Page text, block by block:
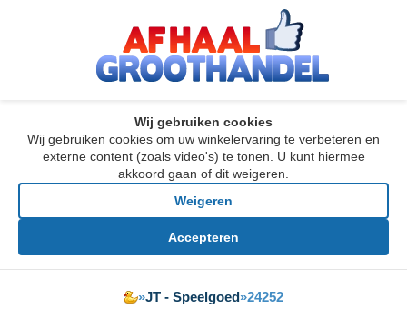
Wij gebruiken cookies
Wij gebruiken cookies om uw winkelervaring te verbeteren en
externe content (zoals video's) te tonen. U kunt hiermee
akkoord gaan of dit weigeren.
Weigeren
Accepteren
»JT - Speelgoed»24252